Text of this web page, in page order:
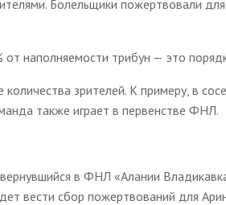
Болельщики пожертвовали для
наполняемости трибун — это
зрителей. К примеру, в
также играет в первенстве ФНЛ.
в ФНЛ «Алании
вести сбор пожертвований для